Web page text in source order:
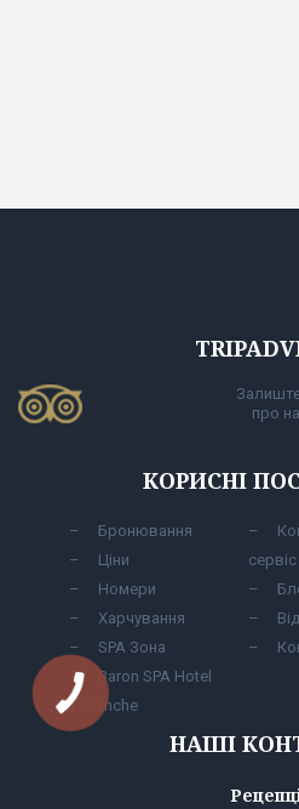
Залиште
про
КОРИСНІ
Бронювання
Ціни
Номери
Харчування
SPA Зона
Baron SPA Hotel
Yaremche
сервіс
НАШІ